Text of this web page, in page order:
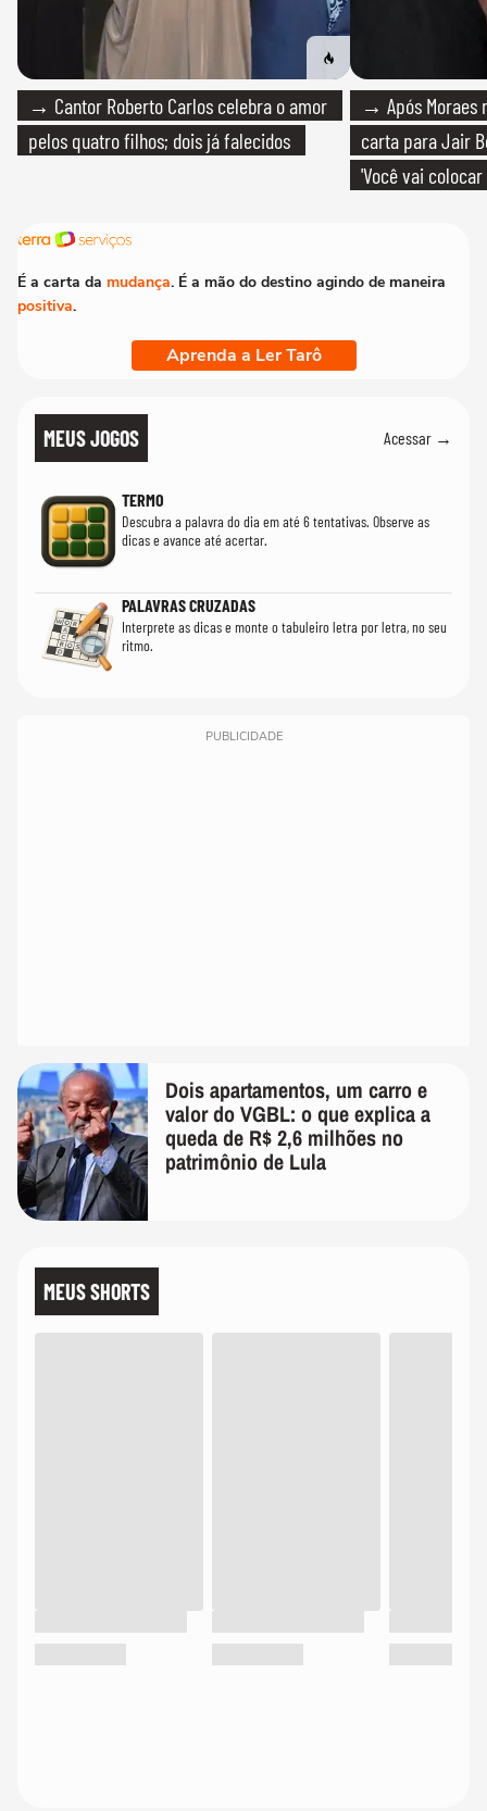
→ Cantor Roberto Carlos celebra o amor
pelos quatro filhos; dois já falecidos
→ Após Moraes
carta para Jair
'Você vai
É a carta da mudança. É a mão do destino agindo de maneira
positiva.
Aprenda a Ler Tarô
MEUS JOGOS Acessar →
TERMO
Descubra a palavra do dia em até 6 tentativas. Observe as
dicas e avance até acertar.
PALAVRAS CRUZADAS
Interprete as dicas e monte o tabuleiro letra por letra, no seu
ritmo.
PUBLICIDADE
Dois apartamentos, um carro e
valor do VGBL: o que explica a
queda de R$ 2,6 milhões no
patrimônio de Lula
MEUS SHORTS